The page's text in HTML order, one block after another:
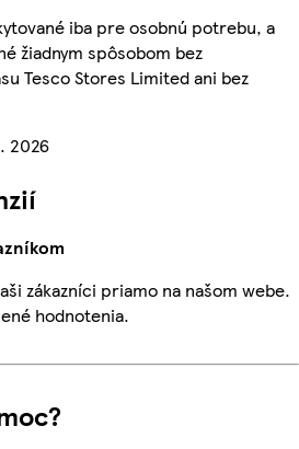
iba pre osobnú potrebu, a
žiadnym spôsobom bez
Tesco Stores Limited ani bez
2026
zákazníci priamo na našom webe.
hodnotenia.